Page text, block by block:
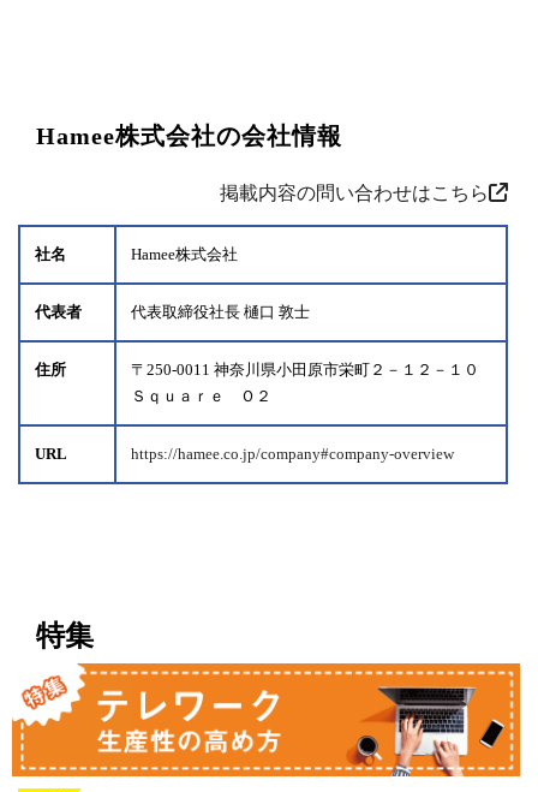
Hamee株式会社の会社情報
掲載内容の問い合わせはこちら
社名 Hamee株式会社
代表者 代表取締役社長 樋口 敦士
住所
〒250-0011 神奈川県小田原市栄町２－１２－１０
Ｓｑｕａｒｅ Ｏ２
URL https://hamee.co.jp/company#company-overview
特集